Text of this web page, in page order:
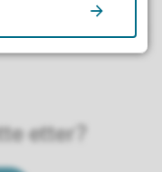
etter?